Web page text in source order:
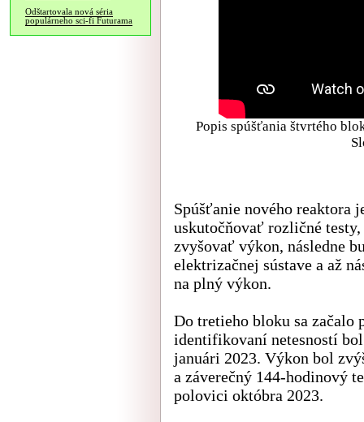
Odštartovala nová séria
populárneho sci-fi Futurama
Popis spúšťania štvrtého
Spúšťanie nového reaktora
uskutočňovať rozličné
zvyšovať výkon, následne
elektrizačnej sústave a až
na plný výkon.
Do tretieho bloku sa začalo
identifikovaní netesností
januári 2023. Výkon bol
a záverečný 144-hodinový
polovici októbra 2023.